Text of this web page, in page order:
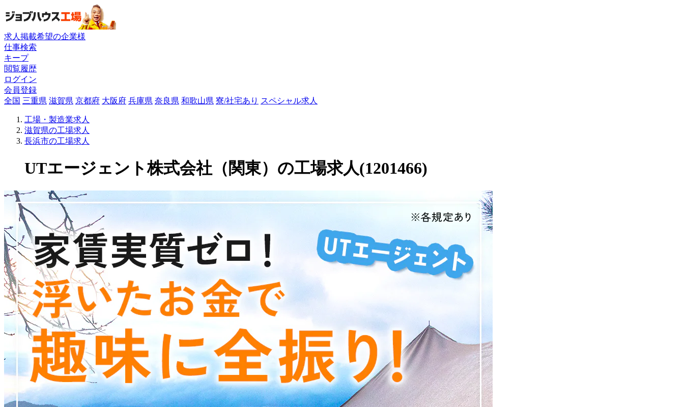
求人掲載希望の企業様
仕事検索
キープ
閲覧履歴
ログイン
会員登録
全国 三重県 滋賀県 京都府 大阪府 兵庫県 奈良県 和歌山県 寮/社宅あり スペシャル求人
工場・製造業求人
滋賀県の工場求人
長浜市の工場求人
UTエージェント株式会社（関東）の工場求人(1201466)